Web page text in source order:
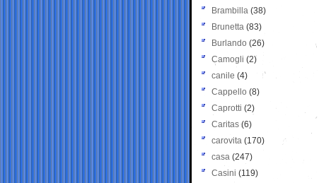
Brambilla (38)
Brunetta (83)
Burlando (26)
Camogli (2)
canile (4)
Cappello (8)
Caprotti (2)
Caritas (6)
carovita (170)
casa (247)
Casini (119)